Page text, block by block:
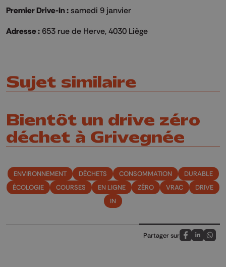
Premier Drive-In : samedi 9 janvier
Adresse : 653 rue de Herve, 4030 Liège
Sujet similaire
Bientôt un drive zéro
déchet à Grivegnée
ENVIRONNEMENT DÉCHETS CONSOMMATION
DURABLE
ÉCOLOGIE
COURSES EN LIGNE ZÉRO VRAC
DRIVE
IN
Partager sur
Partagez sur
Partagez